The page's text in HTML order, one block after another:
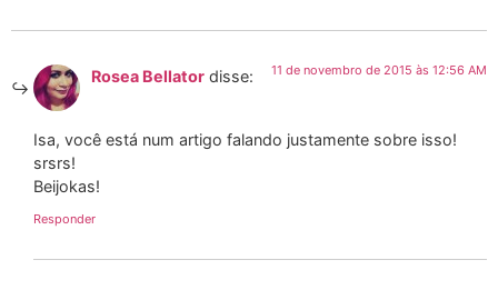
Rosea Bellator disse: 11 de novembro de 2015 às 12:56 AM
Isa, você está num artigo falando justamente sobre isso!
srsrs!
Beijokas!
Responder